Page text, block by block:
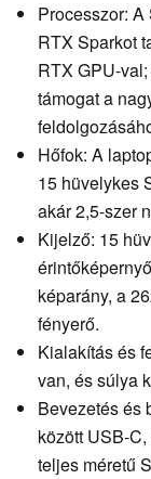
Processzor:
RTX Sparkot
RTX GPU-
támogat a
Hőfok: A
15 hüvelykes
akár 2,5-szer
Kijelző: 15
képarány, a
fényerő.
Kialakítás és
van, és súlya
Bevezetés és
között USB-
teljes méretű